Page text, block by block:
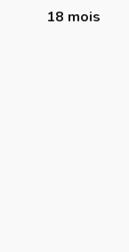
18 mois